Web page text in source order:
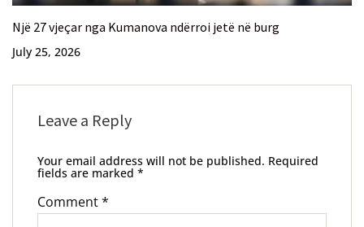
Një 27 vjeçar nga Kumanova ndërroi jetë në burg
July 25, 2026
Leave a Reply
Your email address will not be published. Required
fields are marked *
Comment*